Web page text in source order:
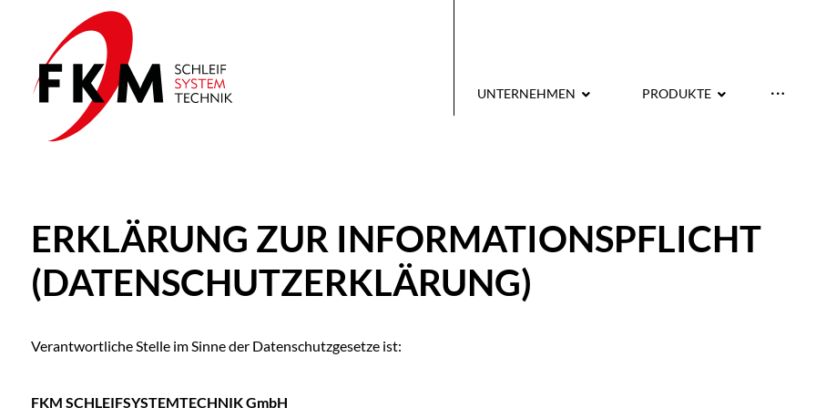
UNTERNEHMEN PRODUKTE
ERKLÄRUNG ZUR INFORMATIONSPFLICHT
(DATENSCHUTZERKLÄRUNG)
Verantwortliche Stelle im Sinne der Datenschutzgesetze ist:
FKM SCHLEIFSYSTEMTECHNIK GmbH